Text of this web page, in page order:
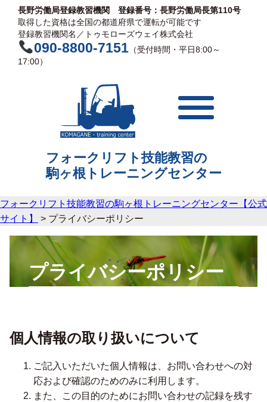
長野労働局登録教習機関 登録番号：長野労働局長第110号
取得した資格は全国の都道府県で運転が可能です
登録教習機関名／トゥモローズウェイ株式会社
090-8800-7151（受付時間・平日8:00～
17:00）
フォークリフト技能教習の
駒ヶ根 トレーニングセンター
フォークリフト技能教習の駒ヶ根トレーニングセンター【公式
サイト】
> プライバシーポリシー
プライバシーポリシー
個人情報の取り扱いについて
ご記入いただいた個人情報は、お問い合わせへの対
応および確認のためのみに利用します。
また、この目的のためにお問い合わせの記録を残す